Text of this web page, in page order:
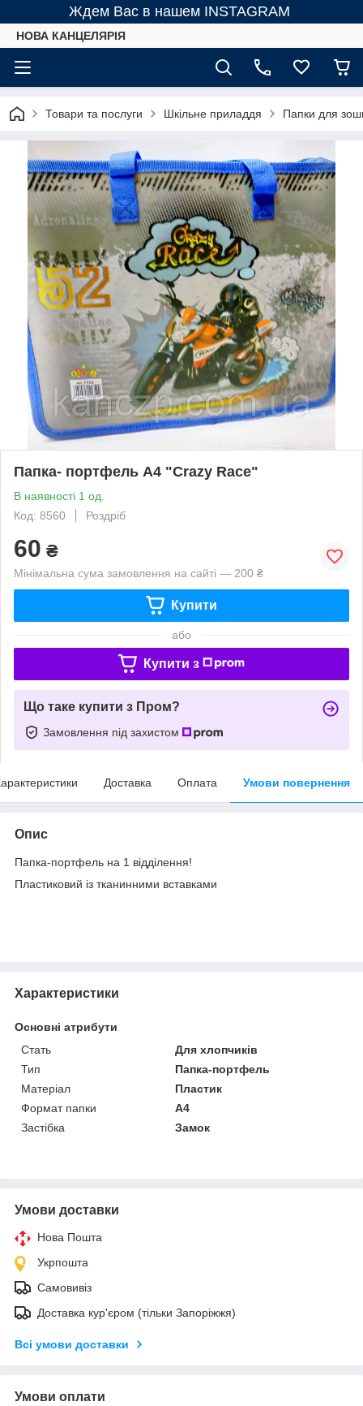
Ждем Вас в нашем INSTAGRAM
НОВА КАНЦЕЛЯРІЯ
Товари та послуги Шкільне приладдя Папки для
Папка- портфель А4 "Crazy Race"
В наявності 1 од.
Код: 8560
Роздріб
60 ₴
Мінімальна сума замовлення на сайті — 200 ₴
Купити
або
Купити з
Що таке купити з Пром?
Замовлення під захистом
Доставка Оплата Умови повернення
Опис
Папка-портфель на 1 відділення!
Пластиковий із тканинними вставками
Характеристики
Основні атрибути
Стать
Для хлопчиків
Тип
Папка-портфель
Матеріал
Пластик
Формат папки
А4
Застібка
Замок
Умови доставки
Нова Пошта
Укрпошта
Самовивіз
Доставка кур'єром (тільки Запоріжжя)
Всі умови доставки
Умови оплати